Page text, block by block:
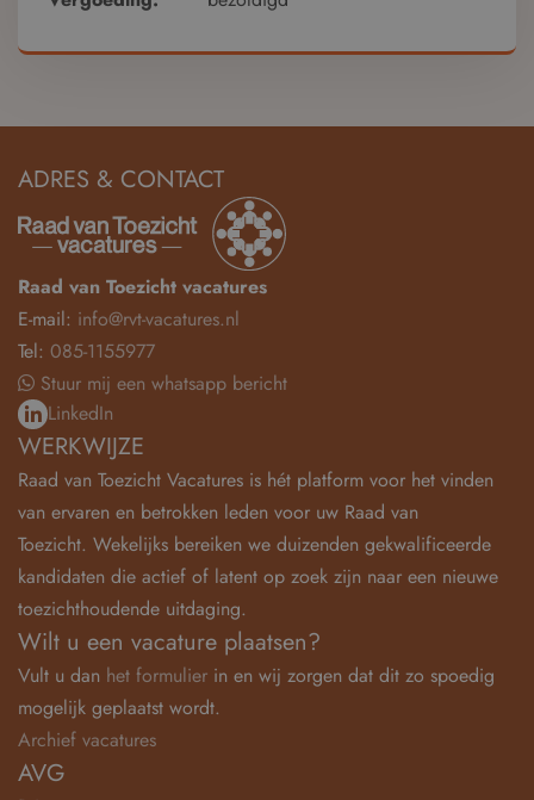
ADRES & CONTACT
Raad van Toezicht vacatures
E-mail: info@rvt-vacatures.nl
Tel: 085-1155977
Stuur mij een whatsapp bericht
LinkedIn
WERKWIJZE
Raad van Toezicht Vacatures is hét platform voor het vinden
van ervaren en betrokken leden voor uw Raad van
Toezicht. Wekelijks bereiken we duizenden gekwalificeerde
kandidaten die actief of latent op zoek zijn naar een nieuwe
toezichthoudende uitdaging.
Wilt u een vacature plaatsen?
Vult u dan het formulier in en wij zorgen dat dit zo spoedig
mogelijk geplaatst wordt.
Archief vacatures
AVG